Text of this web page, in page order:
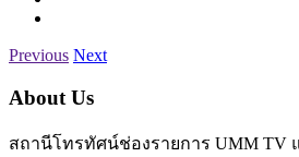
Previous Next
About Us
สถานีโทรทัศน์ช่องรายการ UMM TV